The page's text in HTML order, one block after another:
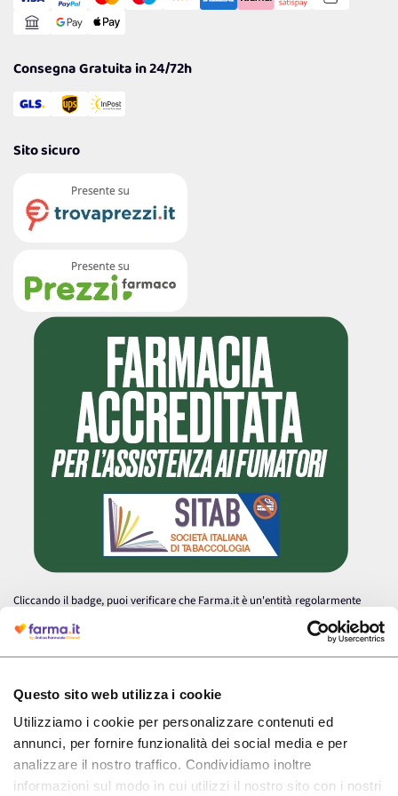
Questo sito web utilizza i cookie
Utilizziamo i cookie per personalizzare contenuti ed
annunci, per fornire funzionalità dei social media e per
analizzare il nostro traffico. Condividiamo inoltre
informazioni sul modo in cui utilizzi il nostro sito con i nostri
Reso Facile e Veloce
Consegna Gratuita in 24/72h
Sito sicuro
Cliccando il badge, puoi verificare che Farma.it è un'entità regolarmente
autorizzata dal Ministero della Salute a effettuare la vendita online di
medicinali.